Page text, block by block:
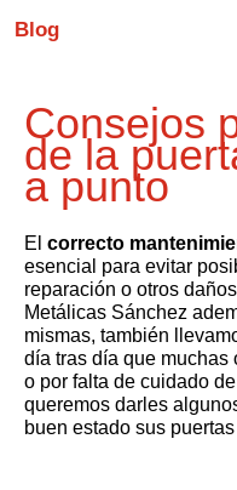
Blog
Consejos
de la
a punto
El correcto
esencial para evitar
reparación o otros
Metálicas Sánchez
mismas, también
día tras día que muchas
o por falta de cuidado
queremos darles
buen estado sus